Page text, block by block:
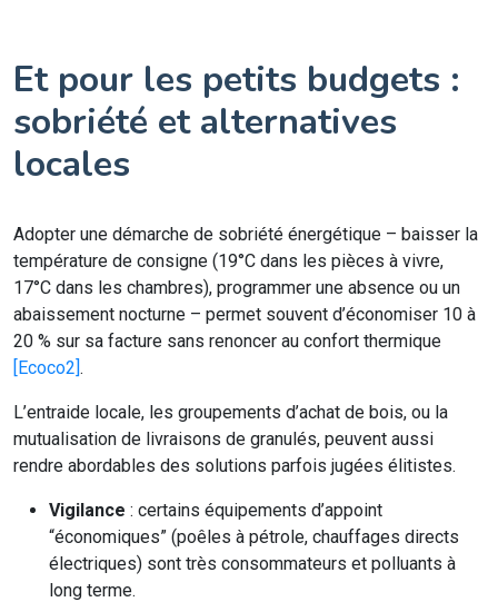
Et pour les petits budgets :
sobriété et alternatives
locales
Adopter une démarche de sobriété énergétique – baisser la
température de consigne (19°C dans les pièces à vivre,
17°C dans les chambres), programmer une absence ou un
abaissement nocturne – permet souvent d’économiser 10 à
20 % sur sa facture sans renoncer au confort thermique
[Ecoco2].
L’entraide locale, les groupements d’achat de bois, ou la
mutualisation de livraisons de granulés, peuvent aussi
rendre abordables des solutions parfois jugées élitistes.
Vigilance : certains équipements d’appoint
“économiques” (poêles à pétrole, chauffages directs
électriques) sont très consommateurs et polluants à
long terme.